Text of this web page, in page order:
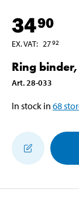
3490
EX. VAT: 2792
Ring
Art. 28-033
In stock in 68